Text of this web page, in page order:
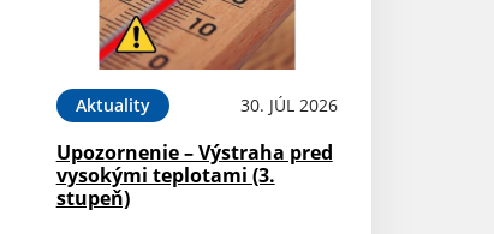
Aktuality 30. JÚL 2026
Upozornenie – Výstraha pred
vysokými teplotami (3.
stupeň)